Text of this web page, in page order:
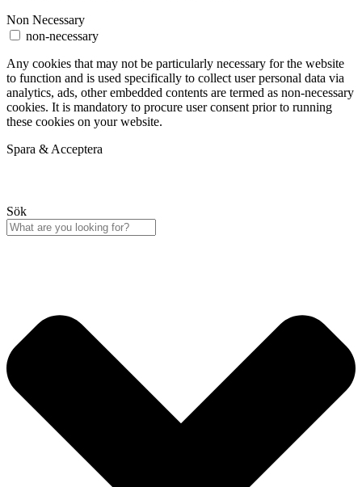
Non Necessary
non-necessary
Any cookies that may not be particularly necessary for the website
to function and is used specifically to collect user personal data via
analytics, ads, other embedded contents are termed as non-necessary
cookies. It is mandatory to procure user consent prior to running
these cookies on your website.
Spara & Acceptera
Sök